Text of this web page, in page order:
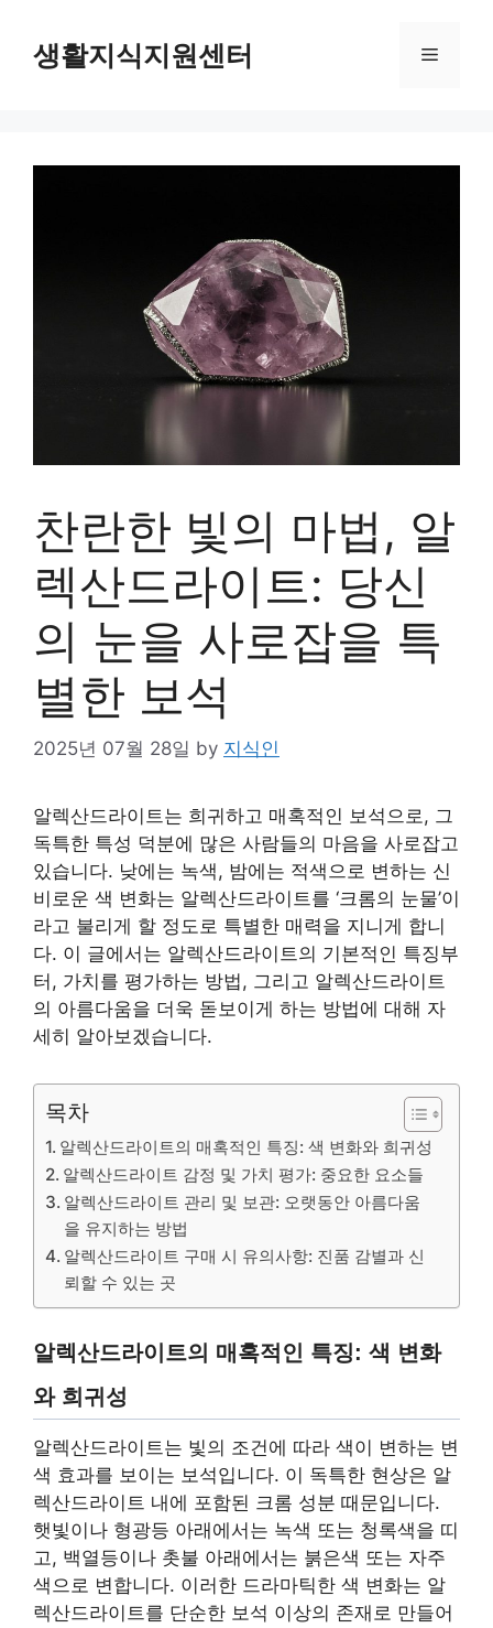
content생활지식지원센터 Menu
찬란한 빛의 마법, 알
렉산드라이트: 당신
의 눈을 사로잡을 특
별한 보석
2025년 07월 28일 by 지식인
알렉산드라이트는 희귀하고 매혹적인 보석으로, 그
독특한 특성 덕분에 많은 사람들의 마음을 사로잡고
있습니다. 낮에는 녹색, 밤에는 적색으로 변하는 신
비로운 색 변화는 알렉산드라이트를 ‘크롬의 눈물’이
라고 불리게 할 정도로 특별한 매력을 지니게 합니
다. 이 글에서는 알렉산드라이트의 기본적인 특징부
터, 가치를 평가하는 방법, 그리고 알렉산드라이트
의 아름다움을 더욱 돋보이게 하는 방법에 대해 자
세히 알아보겠습니다.
목차
알렉산드라이트의 매혹적인 특징: 색 변화와 희귀성
알렉산드라이트 감정 및 가치 평가: 중요한 요소들
알렉산드라이트 관리 및 보관: 오랫동안 아름다움
을 유지하는 방법
알렉산드라이트 구매 시 유의사항: 진품 감별과 신
뢰할 수 있는 곳
알렉산드라이트의 매혹적인 특징: 색 변화
와 희귀성
알렉산드라이트는 빛의 조건에 따라 색이 변하는 변
색 효과를 보이는 보석입니다. 이 독특한 현상은 알
렉산드라이트 내에 포함된 크롬 성분 때문입니다.
햇빛이나 형광등 아래에서는 녹색 또는 청록색을 띠
고, 백열등이나 촛불 아래에서는 붉은색 또는 자주
색으로 변합니다. 이러한 드라마틱한 색 변화는 알
렉산드라이트를 단순한 보석 이상의 존재로 만들어